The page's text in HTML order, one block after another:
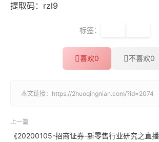
提取码：rzl9
标签：
喜欢0 不喜欢0
本文链接： https://2huoqingnian.com/?id=2074
上一篇
《20200105-招商证券-新零售行业研究之直